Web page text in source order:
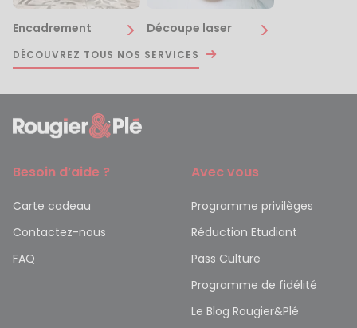
Encadrement Découpe laser
DÉCOUVREZ TOUS NOS SERVICES
Besoin d’aide ?
Carte cadeau
Contactez-nous
FAQ
Avec vous
Programme privilèges
Réduction Etudiant
Pass Culture
Programme de fidélité
Le Blog Rougier&Plé